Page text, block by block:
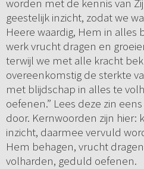
worden met de kennis van
geestelijk inzicht, zodat we
Heere waardig, Hem in alles
werk vrucht dragen en
terwijl we met alle kracht
overeenkomstig de sterkte
met blijdschap in alles te
oefenen.” Lees deze zin
door. Kernwoorden zijn hier:
inzicht, daarmee vervuld
Hem behagen, vrucht
volharden, geduld oefenen.